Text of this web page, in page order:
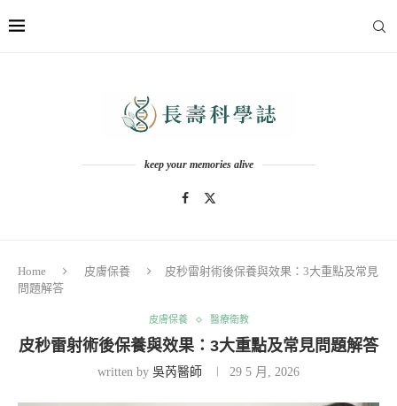
keep your memories alive
Home 皮膚保養
皮秒雷射術後保養與效果：3大重點及常見
問題解答
皮膚保養 醫療衛教
皮秒雷射術後保養與效果：3大重點及常見問題解答
written by 吳芮醫師 29 5 月, 2026